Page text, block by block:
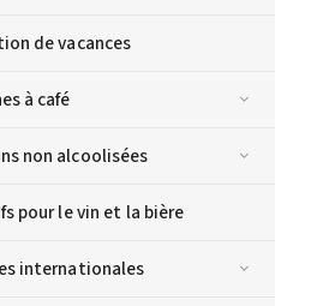
de vacances
à café
non alcoolisées
pour le vin et la bière
internationales